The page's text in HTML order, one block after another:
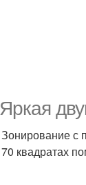
Яркая
Зонирование с
70 квадратах